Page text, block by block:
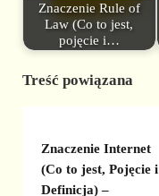
Znaczenie Rule of
Law (Co to jest,
pojęcie i…
Treść powiązana
Znaczenie Internet
(Co to jest, Pojęcie i
Definicja) –